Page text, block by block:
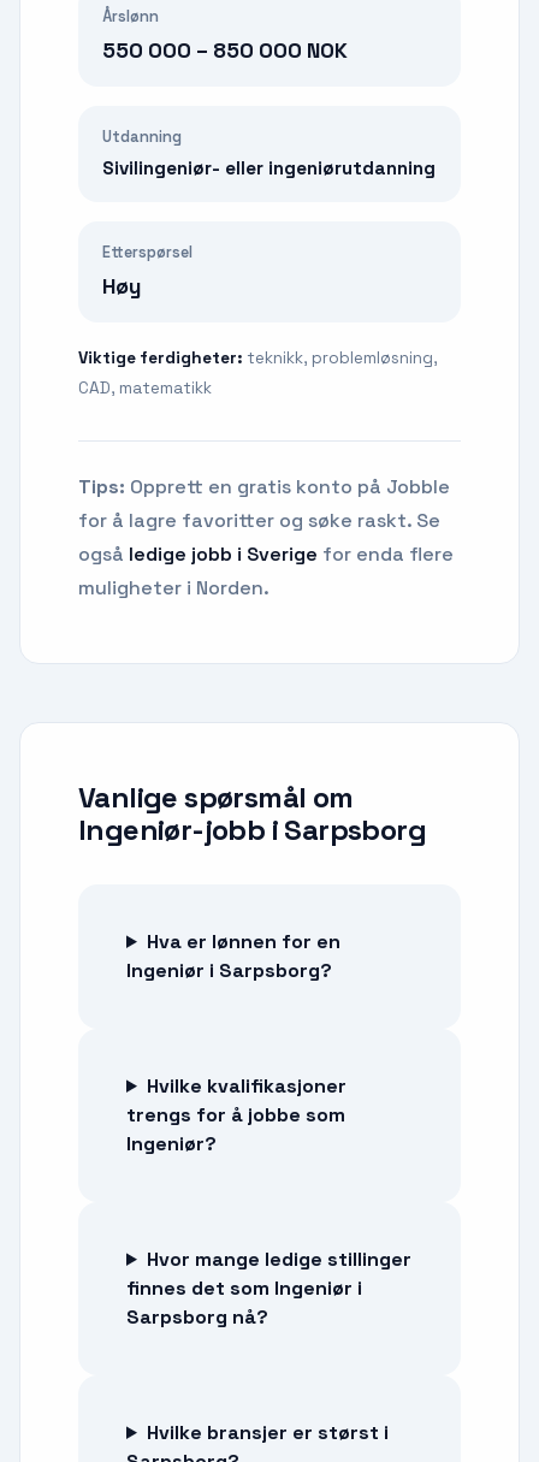
Årslønn
550 000 – 850 000 NOK
Utdanning
Sivilingeniør- eller ingeniørutdanning
Etterspørsel
Høy
Viktige ferdigheter: teknikk, problemløsning,
CAD, matematikk
Tips: Opprett en gratis konto på Jobble
for å lagre favoritter og søke raskt. Se
også ledige jobb i Sverige for enda flere
muligheter i Norden.
Vanlige spørsmål om
Ingeniør-jobb iSarpsborg
Hva er lønnen for en
Ingeniør i Sarpsborg?
Hvilke kvalifikasjoner
trengs for å jobbe som
Ingeniør?
Hvor mange ledige stillinger
finnes det som Ingeniør i
Sarpsborg nå?
Hvilke bransjer er størst i